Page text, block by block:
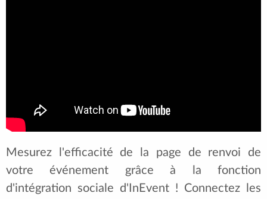
Mesurez l'efficacité de la page de renvoi de
votre événement grâce à la fonction
d'intégration sociale d'InEvent ! Connectez les